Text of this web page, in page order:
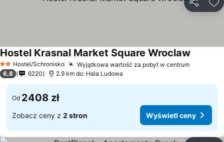
2 Kategoria
Hostel/Schronisko Wyjątkowa wartość za pobyt w centrum
Hostel Krasnal Market Square Wroclaw
6,8 6220 2.9 km do: Hala Ludowa
Od 2408 zł
Zobacz ceny z 2 stron Wyświetl ceny